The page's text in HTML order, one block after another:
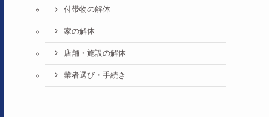
付帯物の解体
家の解体
店舗・施設の解体
業者選び・手続き